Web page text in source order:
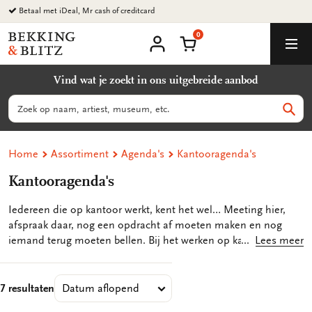
Ga
naar
content
Betaal met iDeal, Mr cash of creditcard
Bekking
&
B.V.
account
Winkelmand
0
Vind wat je zoekt in ons uitgebreide aanbod
Zoeken
Home Assortiment Agenda's Kantooragenda's
Kantooragenda's
Iedereen die op kantoor werkt, kent het wel… Meeting hier,
afspraak daar, nog een opdracht af moeten maken en nog
iemand terug moeten bellen. Bij het werken op kantoor
kantoorartikel om snel inzicht te krijgen in al je afspraken en
opdrachten. Een kantooragenda is per week ingericht en je
Lees meer
7 resultaten